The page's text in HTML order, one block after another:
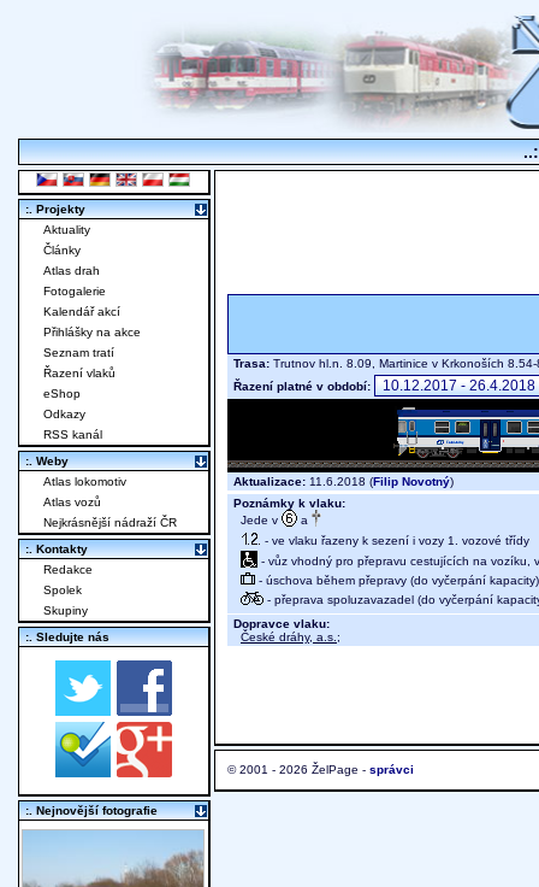
Trasa: Trutnov hl.n. 8.09, Martinice v Krkonoších
Řazení platné v období:
Aktualizace: 11.6.2018 (Filip Novotný)
Poznámky k vlaku:
Jede v
a
- ve vlaku řazeny k sezení i vozy 1. vozové třídy
- vůz vhodný pro přepravu cestujících na vozíku,
- úschova během přepravy (do vyčerpání kapacity)
- přeprava spoluzavazadel (do vyčerpání
Dopravce vlaku:
České dráhy, a.s. ;
© 2001 - 2026 ŽelPage - správci
:. Projekty
Aktuality
Články
Atlas drah
Fotogalerie
Kalendář akcí
Přihlášky na akce
Seznam tratí
Řazení vlaků
eShop
Odkazy
RSS kanál
:. Weby
Atlas lokomotiv
Atlas vozů
Nejkrásnější nádraží ČR
:. Kontakty
Redakce
Spolek
Skupiny
:. Sledujte nás
:. Nejnovější fotografie